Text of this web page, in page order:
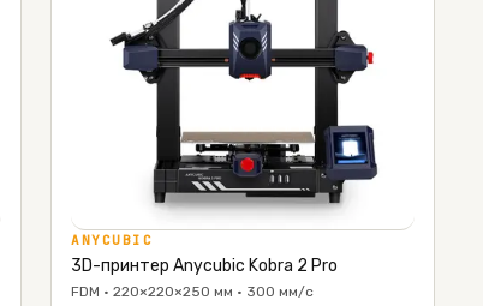
ANYCUBIC
3D-принтер Anycubic Kobra 2 Pro
FDM · 220×220×250 мм · 300 мм/с